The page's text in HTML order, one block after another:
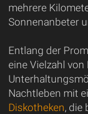
mehrere
Sonnenanbeter
Entlang der
eine Vielzahl
Nachtleben mit
Diskotheken, die